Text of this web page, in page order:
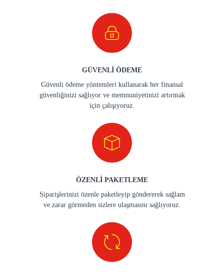
GÜVENLİ ÖDEME
Güvenli ödeme yöntemleri kullanarak her finansal
güvenliğinizi sağlıyor ve memnuniyetinizi artırmak
için çalışıyoruz.
ÖZENLİ PAKETLEME
Siparişlerinizi özenle paketleyip göndererek sağlam
ve zarar görmeden sizlere ulaşmasını sağlıyoruz.